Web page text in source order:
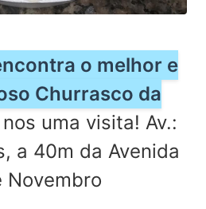
o melhor e
Churrasco da
uma visita! Av.:
a 40m da Avenida
Novembro